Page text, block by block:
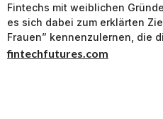
Fintechs mit weiblichen
es sich dabei zum erklärten
Frauen” kennenzulernen, die
fintechfutures.com